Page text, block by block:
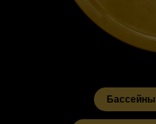
Бассейны